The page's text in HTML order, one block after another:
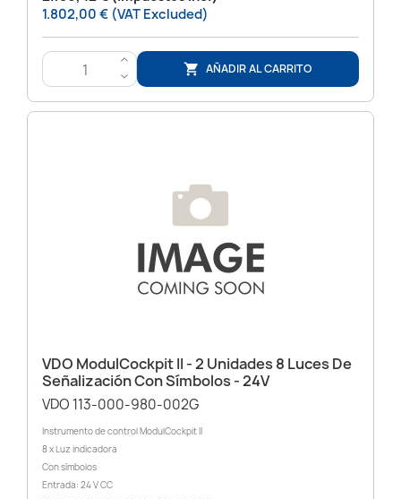
1.802,00 € (VAT Excluded)
>
<
 AÑADIR AL CARRITO
VDO ModulCockpit II - 2 Unidades 8 Luces De
Señalización Con Símbolos - 24V
VDO 113-000-980-002G
Instrumento de control ModulCockpit II
8 x Luz indicadora
Con símbolos
Entrada: 24 V CC